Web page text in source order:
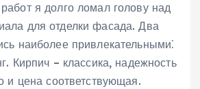
я долго ломал голову над
для отделки фасада. Два
наиболее привлекательными⁚
Кирпич – классика, надежность
и цена соответствующая.